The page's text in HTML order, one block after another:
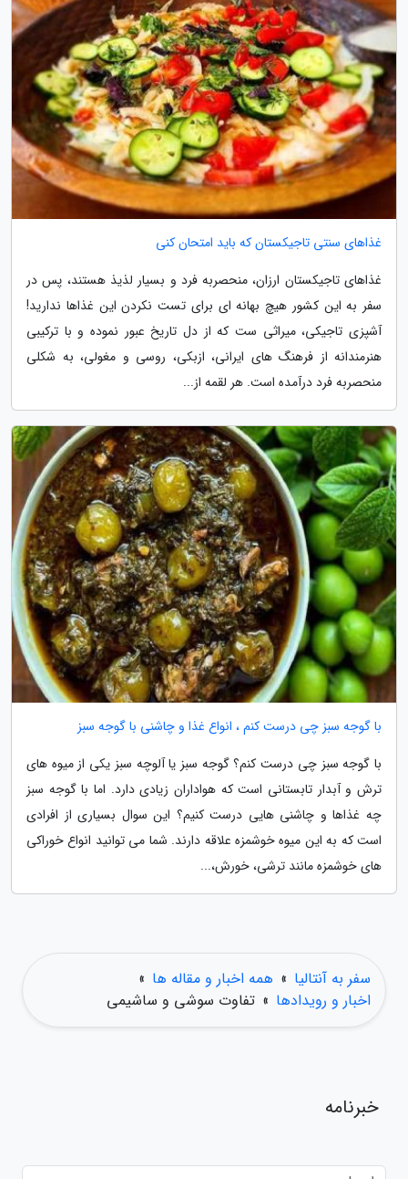
غذاهای سنتی تاجیکستان که باید امتحان کنی
غذاهای تاجیکستان ارزان، منحصربه فرد و بسیار لذیذ هستند، پس در
سفر به این کشور هیچ بهانه ای برای تست نکردن این غذاها ندارید!
آشپزی تاجیکی، میراثی ست که از دل تاریخ عبور نموده و با ترکیبی
هنرمندانه از فرهنگ های ایرانی، ازبکی، روسی و مغولی، به شکلی
منحصربه فرد درآمده است. هر لقمه از...
با گوجه سبز چی درست کنم ، انواع غذا و چاشنی با گوجه سبز
با گوجه سبز چی درست کنم؟ گوجه سبز یا آلوچه سبز یکی از میوه های
ترش و آبدار تابستانی است که هواداران زیادی دارد. اما با گوجه سبز
چه غذاها و چاشنی هایی درست کنیم؟ این سوال بسیاری از افرادی
است که به این میوه خوشمزه علاقه دارند. شما می توانید انواع خوراکی
های خوشمزه مانند ترشی، خورش،...
سفر به آنتالیا » همه اخبار و مقاله ها »
اخبار و رویدادها » تفاوت سوشی و ساشیمی
خبرنامه